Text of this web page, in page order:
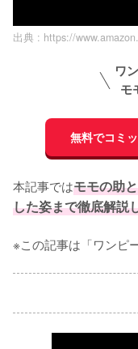
出典 : https://
ワ
モ
無料でコミ
本記事ではモモの助
した姿まで徹底解説
※この記事は「ワンピ